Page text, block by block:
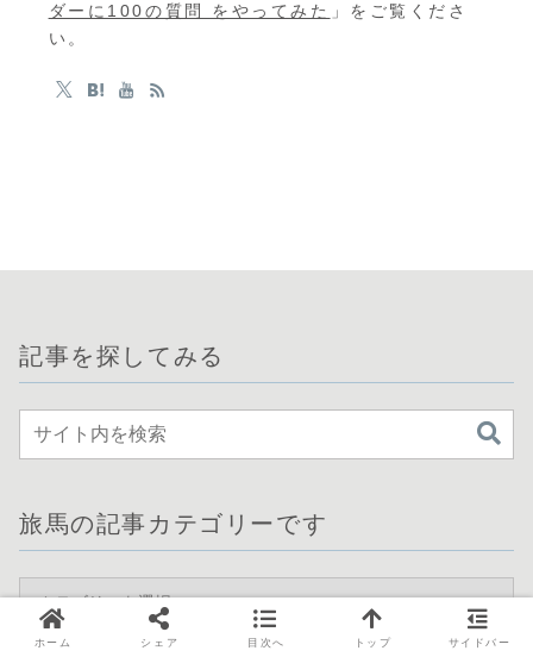
ダーに100の質問 をやってみた
」をご覧くださ
い。
記事を探してみる
旅馬の記事カテゴリーです
ホーム シェア 目次へ トップ サイドバー